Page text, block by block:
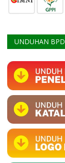
UNDUHAN